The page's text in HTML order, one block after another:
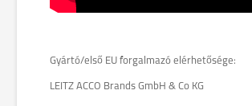
Gyártó/első EU forgalmazó elérhetősége:
LEITZ ACCO Brands GmbH & Co KG